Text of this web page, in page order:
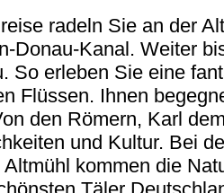
radeln Sie an der
Donau-Kanal. Weiter
So erleben Sie eine
Flüssen. Ihnen
den Römern, Karl
und Kultur. Bei
kommen die